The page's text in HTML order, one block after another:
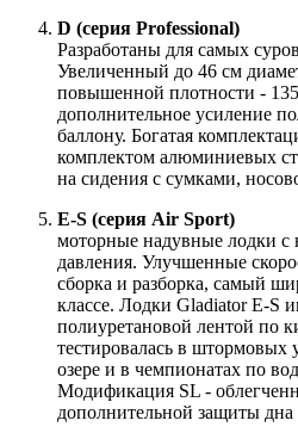
D (серия Professional)
Разработаны для самых
Увеличенный до 46 см
повышенной плотности -
дополнительное усиление
баллону. Богатая
комплектом алюминиевых
на сидения с сумками,
E-S (серия Air Sport)
моторные надувные лодки
давления. Улучшенные
сборка и разборка, самый
классе. Лодки Gladiator E-S
полиуретановой лентой по
тестировалась в штормовых
озере и в чемпионатах по
Модификация SL -
дополнительной защиты дна